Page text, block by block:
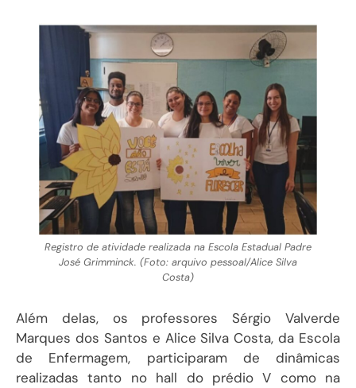
Registro de atividade realizada na Escola Estadual Padre
José Grimminck. (Foto: arquivo pessoal/Alice Silva
Costa)
Além delas, os professores Sérgio Valverde
Marques dos Santos e Alice Silva Costa, da Escola
de Enfermagem, participaram de dinâmicas
realizadas tanto no hall do prédio V como na